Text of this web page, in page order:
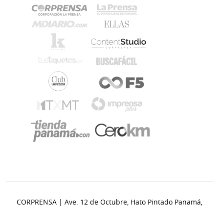
CORPRENSA | Ave. 12 de Octubre, Hato Pintado Panamá,